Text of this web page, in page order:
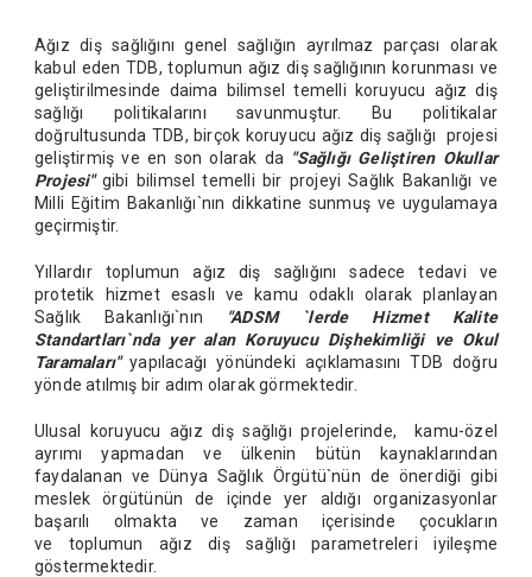
Ağız diş sağlığını genel sağlığın ayrılmaz parçası olarak
kabul eden TDB, toplumun ağız diş sağlığının korunması ve
geliştirilmesinde daima bilimsel temelli koruyucu ağız diş
sağlığı politikalarını savunmuştur. Bu politikalar
doğrultusunda TDB, birçok koruyucu ağız diş sağlığı projesi
geliştirmiş ve en son olarak da "Sağlığı Geliştiren Okullar
Projesi"gibi bilimsel temelli bir projeyi Sağlık Bakanlığı ve
Milli Eğitim Bakanlığı`nın dikkatine sunmuş ve uygulamaya
geçirmiştir.
Yıllardır toplumun ağız diş sağlığını sadece tedavi ve
protetik hizmet esaslı ve kamu odaklı olarak planlayan
Sağlık Bakanlığı`nın
"ADSM `lerde Hizmet Kalite
Standartları`nda yer alan Koruyucu Dişhekimliği ve Okul
Taramaları"yapılacağı yönündeki açıklamasını TDB doğru
yönde atılmış bir adım olarak görmektedir.
Ulusal koruyucu ağız diş sağlığı projelerinde, kamu-özel
ayrımı yapmadan ve ülkenin bütün kaynaklarından
faydalanan ve Dünya Sağlık Örgütü`nün de önerdiği gibi
meslek örgütünün de içinde yer aldığı organizasyonlar
başarılı olmakta ve zaman içerisinde çocukların
ve toplumun ağız diş sağlığı parametreleri iyileşme
göstermektedir.